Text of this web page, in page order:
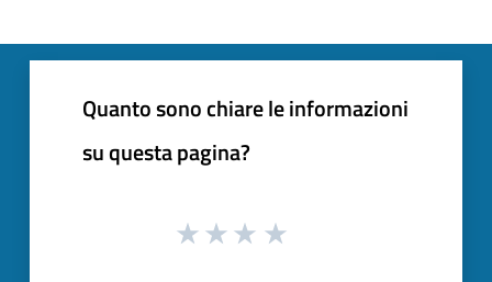
Quanto sono chiare le informazioni
su questa pagina?